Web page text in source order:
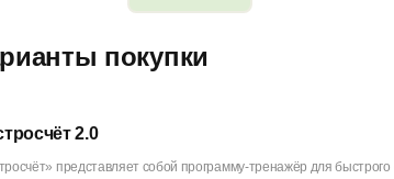
покупки
2.0
представляет собой программу-тренажёр для быстрого